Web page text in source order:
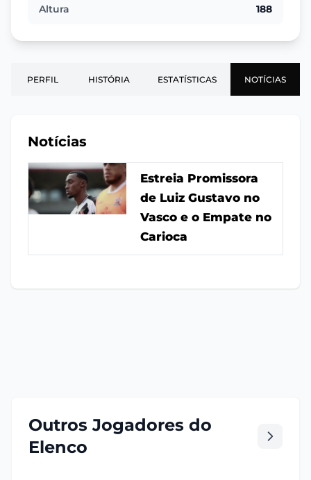
Altura 188
PERFIL HISTÓRIA ESTATÍSTICAS NOTÍCIAS
Notícias
Estreia Promissora
de Luiz Gustavo no
Vasco e o Empate no
Carioca
Outros Jogadores do
Elenco